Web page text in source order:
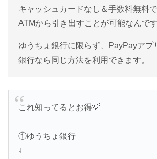
キャッシュカードなし＆手数料無料
ATMから引き出すことが可能なんです
ゆうちょ銀行に限らず、PayPayアプ
銀行なら同じ方法を利用できます。
これ知ってるとお得💡
①ゆうちょ銀行
↓